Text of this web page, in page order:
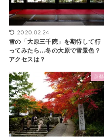
2020.02.24
雪の「大原三千院」を期待して行
ってみたら…冬の大原で雪景色？
アクセスは？
京都